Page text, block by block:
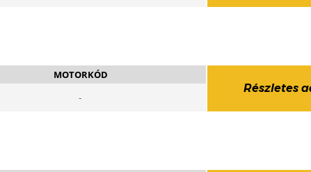
MOTORKÓD
-
Részletes